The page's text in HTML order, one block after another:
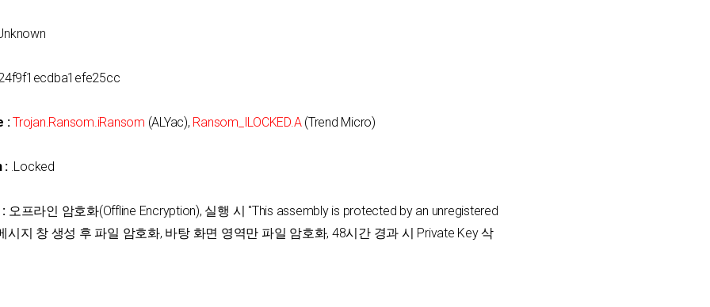
:Trojan.Ransom.iRansom (ALYac), Ransom_ILOCKED.A(Trend Micro)
:.Locked
오프라인 암호화(Offline Encryption), 실행 시 "This assembly is protected by an unregistered
시지 창 생성 후 파일 암호화, 바탕 화면 영역만 파일 암호화, 48시간 경과 시 Private Key 삭